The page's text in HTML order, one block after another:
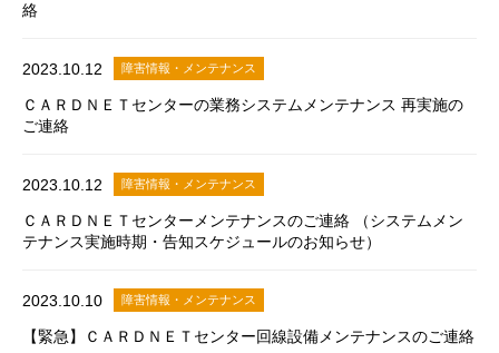
絡
2023.10.12 障害情報・メンテナンス
ＣＡＲＤＮＥＴセンターの業務システムメンテナンス 再実施の
ご連絡
2023.10.12 障害情報・メンテナンス
ＣＡＲＤＮＥＴセンターメンテナンスのご連絡 （システムメン
テナンス実施時期・告知スケジュールのお知らせ）
2023.10.10 障害情報・メンテナンス
【緊急】ＣＡＲＤＮＥＴセンター回線設備メンテナンスのご連絡